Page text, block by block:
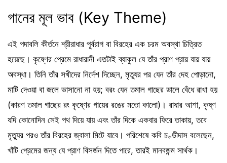
গানের মূল ভাব (Key Theme)
এই পদাবলি কীর্তনে শ্রীরাধার পূর্বরাগ বা বিরহের এক চরম অবস্থা চিত্রিত
হয়েছে। কৃষ্ণের প্রেমে রাধারানী এতটাই ব্যাকুল যে তাঁর প্রাণ প্রায় যায় যায়
অবস্থা। তিনি তাঁর সখীদের নির্দেশ দিচ্ছেন, মৃত্যুর পর যেন তাঁর দেহ পোড়ানো,
মাটি দেওয়া বা জলে ভাসানো না হয়; বরং যেন তমাল গাছের ডালে বেঁধে রাখা হয়
(কারণ তমাল গাছের রং কৃষ্ণের গায়ের রঙের মতো কালো)। রাধার আশা, কৃষ্ণ
যদি কোনোদিন সেই পথ দিয়ে যায় এবং তাঁর দিকে একবার ফিরে তাকায়, তবে
মৃত্যুর পরও তাঁর বিরহের জ্বালা মিটে যাবে। পরিশেষে কবি চণ্ডীদাস বলেছেন,
খাঁটি প্রেমের জন্য যে প্রাণ বিসর্জন দিতে পারে, তারই মানবজন্ম সার্থক।